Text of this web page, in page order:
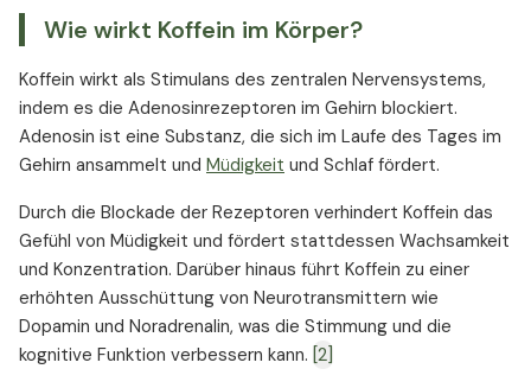
Wie wirkt Koffein im Körper?
Koffein wirkt als Stimulans des zentralen Nervensystems,
indem es die Adenosinrezeptoren im Gehirn blockiert.
Adenosin ist eine Substanz, die sich im Laufe des Tages im
Gehirn ansammelt und Müdigkeit und Schlaf fördert.
Durch die Blockade der Rezeptoren verhindert Koffein das
Gefühl von Müdigkeit und fördert stattdessen Wachsamkeit
und Konzentration. Darüber hinaus führt Koffein zu einer
erhöhten Ausschüttung von Neurotransmittern wie
Dopamin und Noradrenalin, was die Stimmung und die
kognitive Funktion verbessern kann. [2]